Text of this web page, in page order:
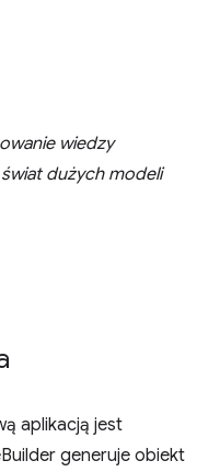
wiedzy
dużych modeli
aplikacją jest
generuje obiekt